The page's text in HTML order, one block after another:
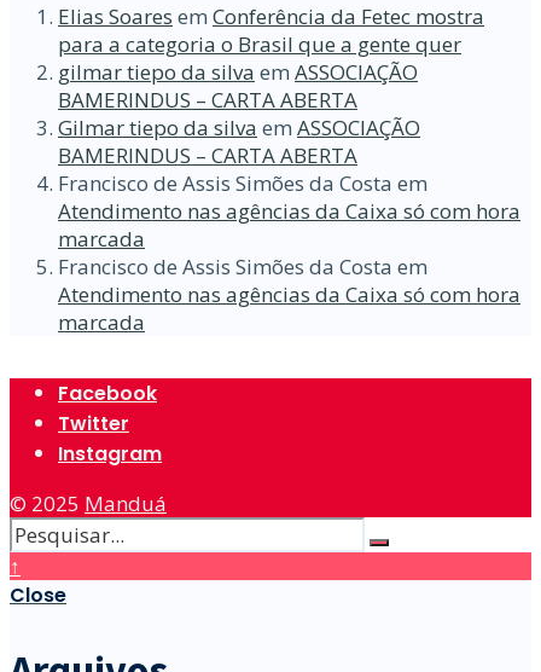
Elias Soares em Conferência da Fetec mostra
para a categoria o Brasil que a gente quer
gilmar tiepo da silva em ASSOCIAÇÃO
BAMERINDUS – CARTA ABERTA
Gilmar tiepo da silva em ASSOCIAÇÃO
BAMERINDUS – CARTA ABERTA
Francisco de Assis Simões da Costa em
Atendimento nas agências da Caixa só com hora
marcada
Francisco de Assis Simões da Costa em
Atendimento nas agências da Caixa só com hora
marcada
Facebook
Twitter
Instagram
© 2025 Manduá
↑
Close